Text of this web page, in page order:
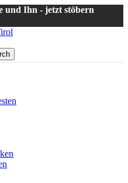
und Ihn - jetzt stöbern